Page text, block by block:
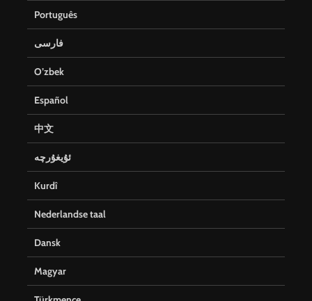
Português
فارسی
O’zbek
Español
中文
ئۇيغۇرچە
Kurdî
Nederlandse taal
Dansk
Magyar